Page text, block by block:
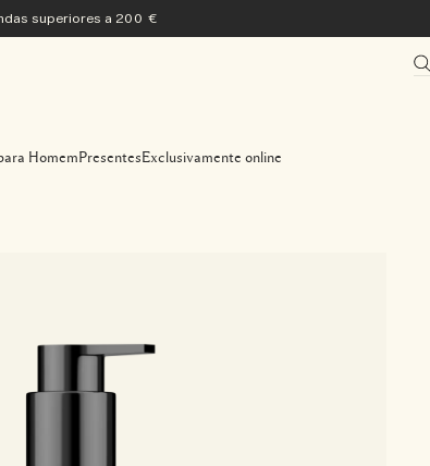
superiores a 200 €
HomemPresentes Exclusivamente online